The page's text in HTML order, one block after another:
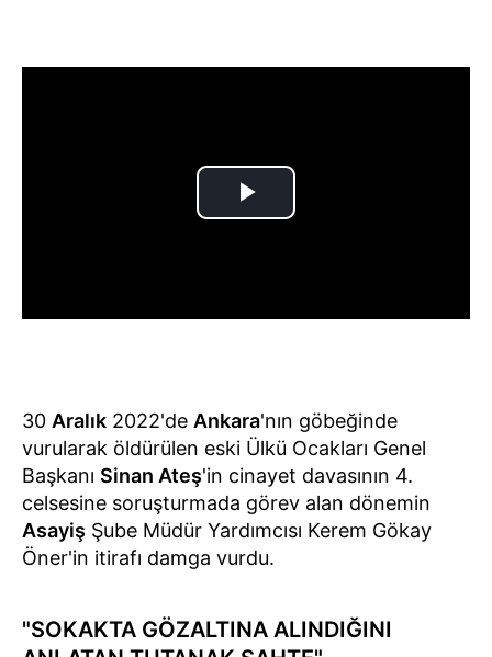
30 Aralık 2022'de Ankara'nın göbeğinde
vurularak öldürülen eski Ülkü Ocakları Genel
Başkanı Sinan Ateş'in cinayet davasının 4.
celsesine soruşturmada görev alan dönemin
Asayiş Şube Müdür Yardımcısı Kerem Gökay
Öner'in itirafı damga vurdu.
"SOKAKTA GÖZALTINA ALINDIĞINI